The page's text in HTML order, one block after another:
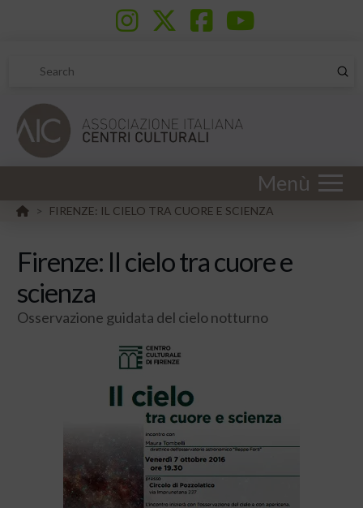
Search
Menù
HOME
> FIRENZE: IL CIELO TRA CUORE E SCIENZA
Firenze: Il cielo tra cuore e
scienza
Osservazione guidata del cielo notturno